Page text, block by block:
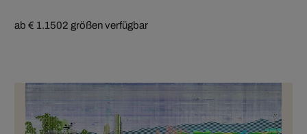
ab € 1.1502 größen verfügbar